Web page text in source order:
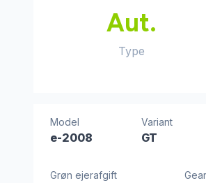
Aut.
Type
Model
e-2008
Variant
GT
Grøn ejerafgift